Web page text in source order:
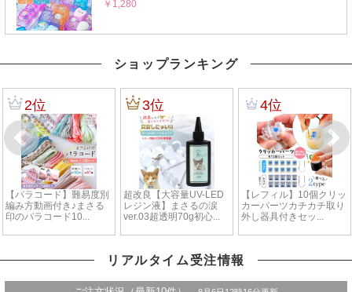
ショップランキング
リアルタイム受注情報